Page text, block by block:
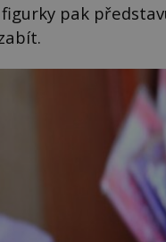
pak